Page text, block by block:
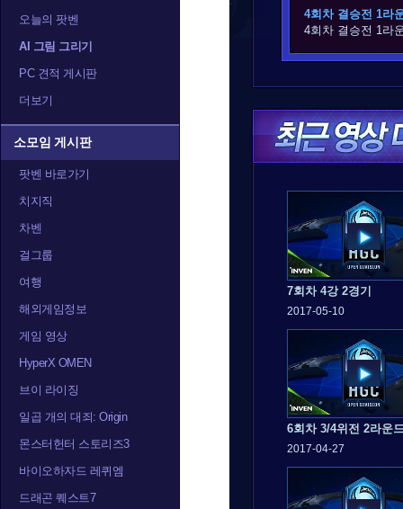
오늘의 팟벤
AI 그림 그리기
PC 견적 게시판
더보기
소모임 게시판
팟벤 바로가기
치지직
차벤
걸그룹
여행
해외게임정보
게임 영상
HyperX OMEN
브이 라이징
일곱 개의 대죄: Origin
몬스터헌터 스토리즈3
바이오하자드 레퀴엠
드래곤 퀘스트7
4회차 결승전 1라
4회차 결승전 1라
7회차 4강 2경기
2017-05-10
6회차 3/4위전 2라운
2017-04-27